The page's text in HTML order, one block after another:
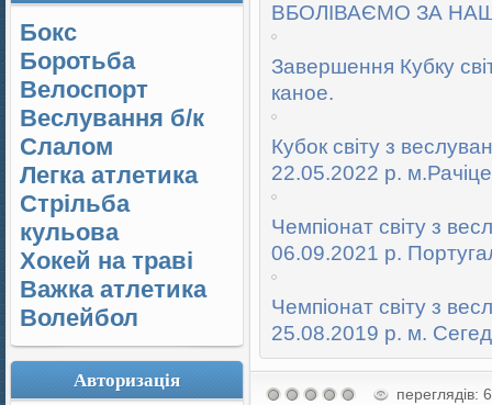
Бокс
Боротьба
Велоспорт
Веслування б/к
Cлалом
Легка атлетика
Стрільба
кульова
Хокей на траві
Важка атлетика
Волейбол
Авторизація
ВБОЛІВАЄМО ЗА
Завершення Кубку
каное.
Кубок світу з
22.05.2022 р.
Чемпіонат світу з
06.09.2021 р.
Чемпіонат світу з
25.08.2019 р. м. Сегед
переглядів: